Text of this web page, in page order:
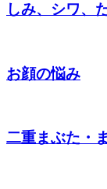
しみ、シワ、
お顔の悩み
二重まぶた・